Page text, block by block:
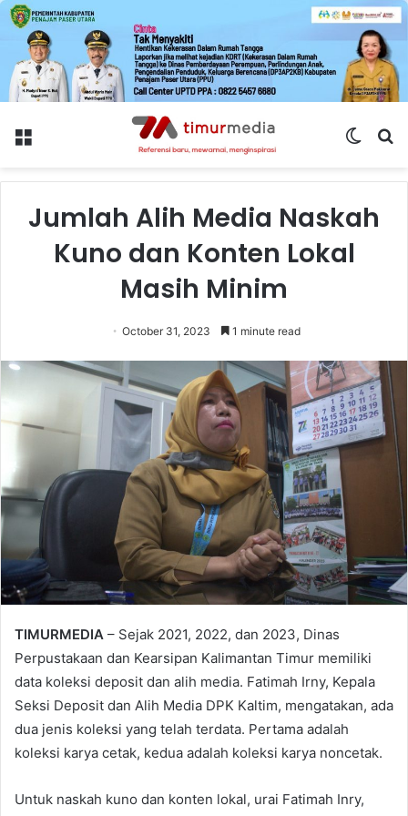
Menu
Switch
Jumlah Alih Media Naskah
Kuno dan Konten Lokal
Masih Minim
October 31, 2023 1 minute read
TIMURMEDIA – Sejak 2021, 2022, dan 2023, Dinas
Perpustakaan dan Kearsipan Kalimantan Timur memiliki
data koleksi deposit dan alih media. Fatimah Irny, Kepala
Seksi Deposit dan Alih Media DPK Kaltim, mengatakan, ada
dua jenis koleksi yang telah terdata. Pertama adalah
koleksi karya cetak, kedua adalah koleksi karya noncetak.
Untuk naskah kuno dan konten lokal, urai Fatimah Inry,